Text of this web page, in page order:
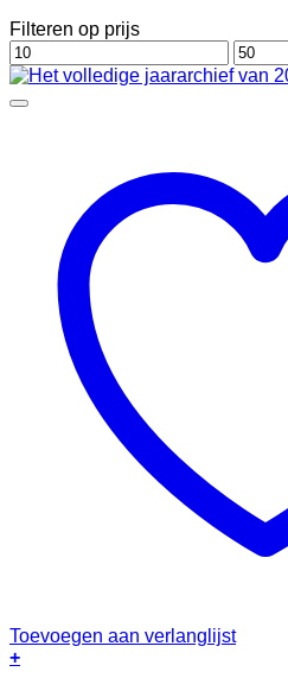
Filteren op prijs
Min.
prijs
Max.
prijs
Toevoegen aan verlanglijst
+